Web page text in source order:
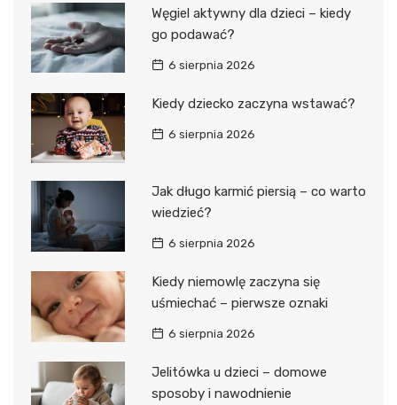
Węgiel aktywny dla dzieci – kiedy
go podawać?
6 sierpnia 2026
Kiedy dziecko zaczyna wstawać?
6 sierpnia 2026
Jak długo karmić piersią – co warto
wiedzieć?
6 sierpnia 2026
Kiedy niemowlę zaczyna się
uśmiechać – pierwsze oznaki
6 sierpnia 2026
Jelitówka u dzieci – domowe
sposoby i nawodnienie